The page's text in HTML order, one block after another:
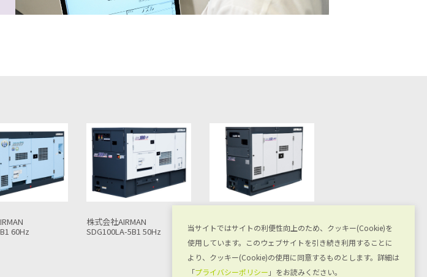
50Hz
株式会社AIRMAN
SDG13LAX-5B1 50Hz
SDG45S-3B2 60Hz
SDG45LA-5B2 50Hz
当サイトではサイトの利便性向上のため、クッキー(Cookie)を
使用しています。このウェブサイトを引き続き利用することに
より、クッキー(Cookie)の使用に同意するものとします。詳細は
「プライバシーポリシー 」をお読みください。